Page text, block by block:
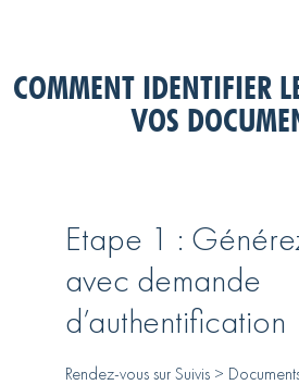
COMMENT IDENTIFIER
VOS
Etape 1 :
avec demande
d’authentification
Rendez-vous sur Suivis >